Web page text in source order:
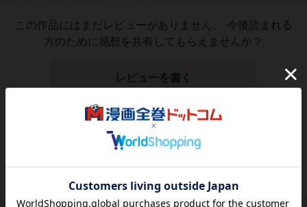
この作品にはまだレビューがありません。 今後読まれる
方のために感想を共有してもらえませんか？
レビューを書く
1,256